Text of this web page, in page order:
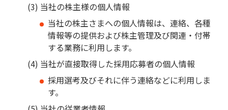
当社の株主様の個人情報
当社の株主さまへの個人情報は、連絡、各種
情報等の提供および株主管理及び関連・付帯
する業務に利用します。
当社が直接取得した採用応募者の個人情報
採用選考及びそれに伴う連絡などに利用しま
す。